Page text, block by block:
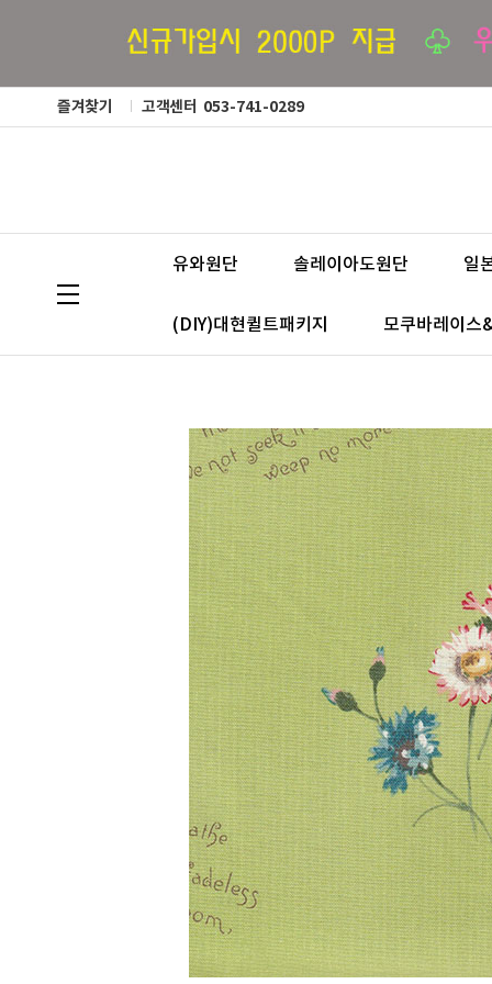
즐겨찾기 고객센터 053-741-0289
유와원단 솔레이아도원단 일
(DIY)대현퀼트패키지 모쿠바레이스